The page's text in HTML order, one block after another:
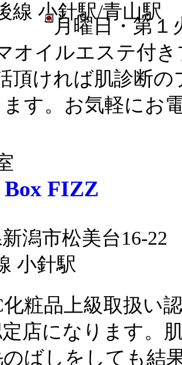
線 小針駅/青山駅
月曜日・第１
オイルエステ付
頂ければ肌診断
す。お気軽にお
FIZZ
潟市松美台16-22
小針駅
粧品上級取扱い
店になります。
ばしをしても結